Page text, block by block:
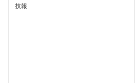
技報